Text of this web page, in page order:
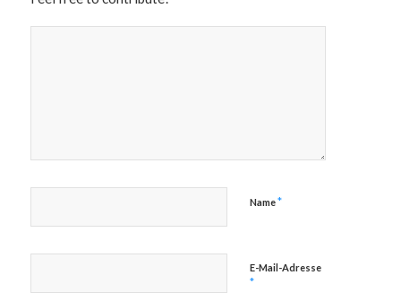
Name*
E-Mail-Adresse
*